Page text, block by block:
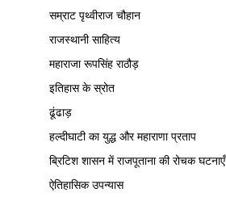
सम्राट पृथ्वीराज चौहान
राजस्थानी साहित्य
महाराजा रूपसिंह राठौड़
इतिहास के स्रोत
ढूंढाड़
हल्दीघाटी का युद्ध और महाराणा प्रताप
ब्रिटिश शासन में राजपूताना की रोचक घटनाएँ
ऐतिहासिक उपन्यास